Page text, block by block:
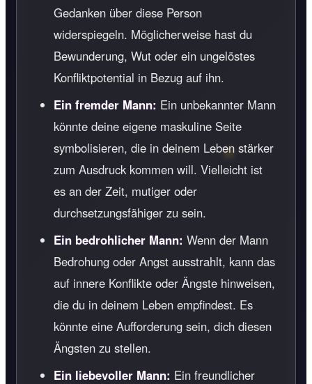
Gedanken über diese Person
widerspiegeln. Möglicherweise hast du
Bewunderung, Wut oder ein ungelöstes
Konfliktpotential in Bezug auf ihn.
Ein fremder Mann: Ein unbekannter Mann
könnte deine eigene maskuline Seite
symbolisieren, die in deinem Leben stärker
zum Ausdruck kommen will. Vielleicht ist
es an der Zeit, mutiger oder
durchsetzungsfähiger zu sein.
Ein bedrohlicher Mann: Wenn der Mann
Bedrohung oder Angst ausstrahlt, kann das
auf innere Konflikte oder Ängste hinweisen,
die du in deinem Leben empfindest. Es
könnte eine Aufforderung sein, dich diesen
Ängsten zu stellen.
Ein liebevoller Mann: Ein freundlicher